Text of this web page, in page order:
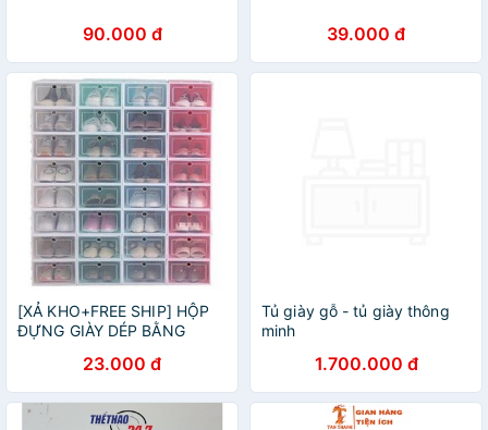
90.000 đ 39.000 đ
[XẢ KHO+FREE SHIP] HỘP
ĐỰNG GIÀY DÉP BẰNG
23.000 đ
Tủ giày gỗ - tủ giày thông
minh
1.700.000 đ